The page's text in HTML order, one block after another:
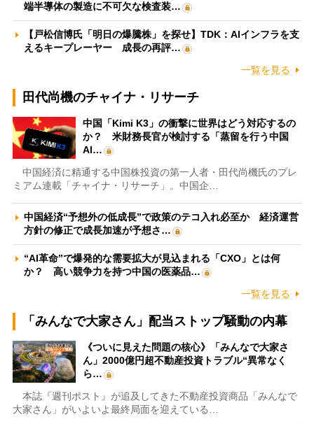
端半導体の製造に不可欠な検査装…
【戸松信博氏「明日の爆騰株」を探せ】TDK：AIインフラを支
えるキープレーヤー 成長の再評…
一覧を見る
田代尚機のチャイナ・リサーチ
中国「Kimi K3」の衝撃に世界はどう対応するの
か？ 米財務長官が検討する「蒸留を行う中国
AI…
中国経済に精通する中国株投資の第一人者・田代尚機氏のプレ
ミアム連載「チャイナ・リサーチ」。中国企…
中国経済“予想外の低成長”で政策のテコ入れ必至か 経済運営
方針の修正で成長加速が予想さ…
“AI革命”で爆発的な需要拡大が見込まれる「CXO」とは何
か？ 高い競争力を持つ中国の医薬品…
一覧を見る
「みんなで大家さん」配当ストップ騒動の内幕
《ついに見えた問題の核心》「みんなで大家さ
ん」2000億円超不動産投資トラブル“異常なく
ら…
本誌『週刊ポスト』が追及してきた不動産投資商品「みんなで
大家さん」がいよいよ最終局面を迎えている…